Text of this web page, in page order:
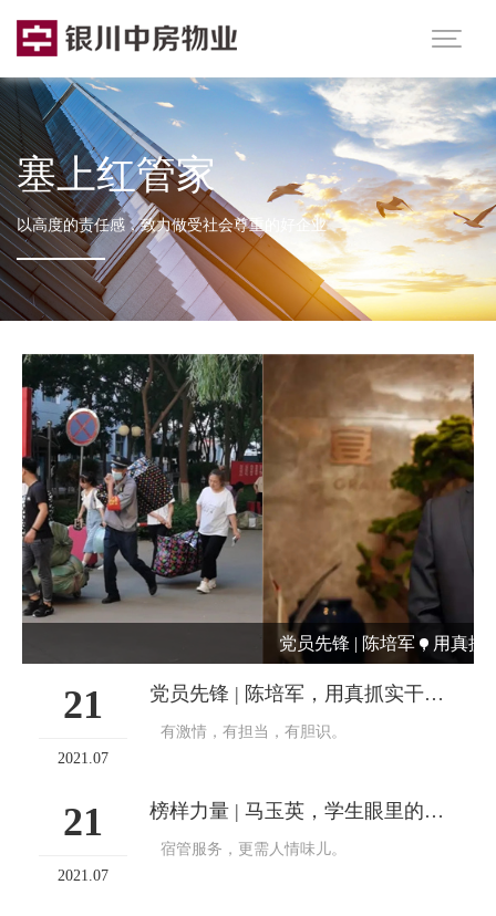

塞上红管家
以高度的责任感，致力做受社会尊重的好企业
党员先锋 | 陈培军，用真抓实干践行初心使命
21
2021.07
党员先锋 | 陈培军，用真抓实干践行初心使命
有激情，有担当，有胆识。
21
2021.07
榜样力量 | 马玉英，学生眼里的知心大姐
宿管服务，更需人情味儿。